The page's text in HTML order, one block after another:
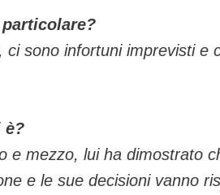
particolare?
ci sono infortuni imprevisti e
è?
e mezzo, lui ha dimostrato
e le sue decisioni vanno